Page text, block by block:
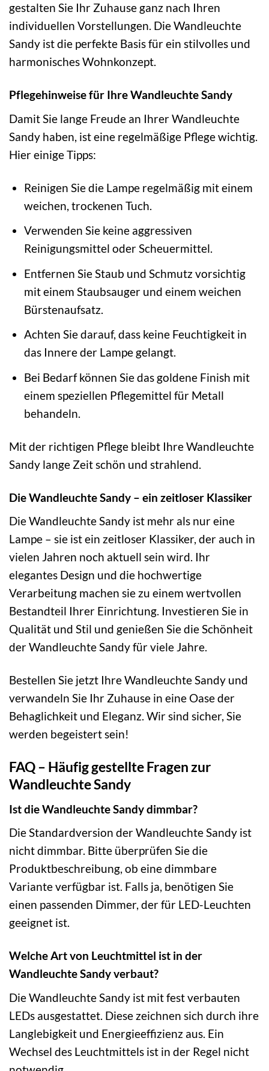
gestalten Sie Ihr Zuhause ganz nach Ihren
individuellen Vorstellungen. Die Wandleuchte
Sandy ist die perfekte Basis für ein stilvolles und
harmonisches Wohnkonzept.
Pflegehinweise für Ihre Wandleuchte Sandy
Damit Sie lange Freude an Ihrer Wandleuchte
Sandy haben, ist eine regelmäßige Pflege wichtig.
Hier einige Tipps:
Reinigen Sie die Lampe regelmäßig mit einem
weichen, trockenen Tuch.
Verwenden Sie keine aggressiven
Reinigungsmittel oder Scheuermittel.
Entfernen Sie Staub und Schmutz vorsichtig
mit einem Staubsauger und einem weichen
Bürstenaufsatz.
Achten Sie darauf, dass keine Feuchtigkeit in
das Innere der Lampe gelangt.
Bei Bedarf können Sie das goldene Finish mit
einem speziellen Pflegemittel für Metall
behandeln.
Mit der richtigen Pflege bleibt Ihre Wandleuchte
Sandy lange Zeit schön und strahlend.
Die Wandleuchte Sandy – ein zeitloser Klassiker
Die Wandleuchte Sandy ist mehr als nur eine
Lampe – sie ist ein zeitloser Klassiker, der auch in
vielen Jahren noch aktuell sein wird. Ihr
elegantes Design und die hochwertige
Verarbeitung machen sie zu einem wertvollen
Bestandteil Ihrer Einrichtung. Investieren Sie in
Qualität und Stil und genießen Sie die Schönheit
der Wandleuchte Sandy für viele Jahre.
Bestellen Sie jetzt Ihre Wandleuchte Sandy und
verwandeln Sie Ihr Zuhause in eine Oase der
Behaglichkeit und Eleganz. Wir sind sicher, Sie
werden begeistert sein!
FAQ – Häufig gestellte Fragen zur
Wandleuchte Sandy
Ist die Wandleuchte Sandy dimmbar?
Die Standardversion der Wandleuchte Sandy ist
nicht dimmbar. Bitte überprüfen Sie die
Produktbeschreibung, ob eine dimmbare
Variante verfügbar ist. Falls ja, benötigen Sie
einen passenden Dimmer, der für LED-Leuchten
geeignet ist.
Welche Art von Leuchtmittel ist in der
Wandleuchte Sandy verbaut?
Die Wandleuchte Sandy ist mit fest verbauten
LEDs ausgestattet. Diese zeichnen sich durch ihre
Langlebigkeit und Energieeffizienz aus. Ein
Wechsel des Leuchtmittels ist in der Regel nicht